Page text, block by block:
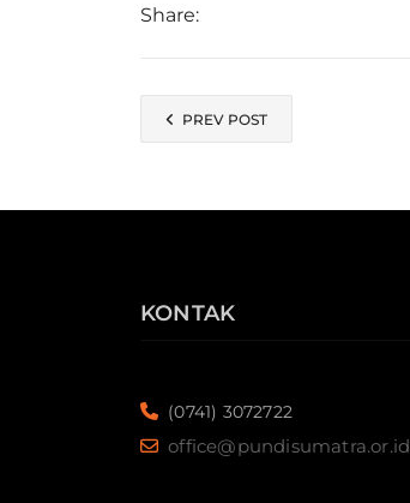
Share:
PREV POST
KONTAK
(0741) 3072722
office@pundisumatra.or.id